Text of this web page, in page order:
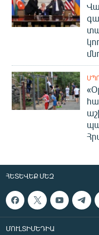
ՀԵՏԵՎԵՔ ՄԵԶ
ՄՈՒԼՏԻՄԵԴԻԱ